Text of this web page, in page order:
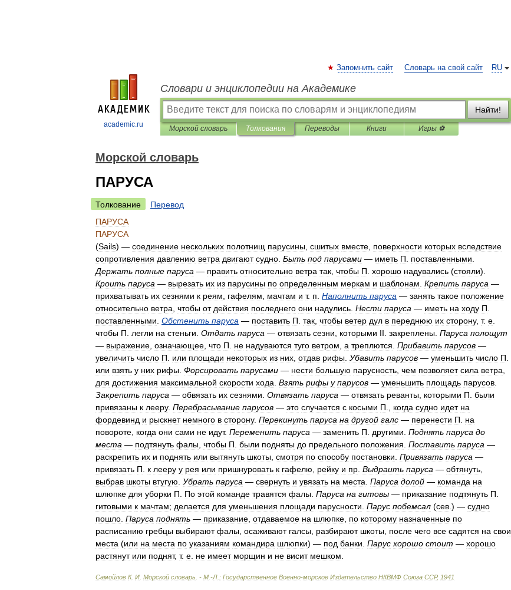
academic.ru
RU
Запомнить сайт Словарь на свой сайт
Словари и энциклопедии на Академике
Найти!
Морской словарь Толкования Переводы Книги Игры ⚽
Морской словарь
ПАРУСА
Толкование
Перевод
ПАРУСА
ПАРУСА
(Sails) — соединение нескольких полотнищ парусины сшитых вместе поверхности которых вследствие
сопротивления давлению ветра двигают судно Быть под парусами — иметь П поставленными
Держать полные паруса — править относительно ветра так чтобы П хорошо надувались (стояли).
Кроить паруса — вырезать их из парусины по определенным меркам и шаблонам Крепить паруса —
прихватывать их сезнями к реям гафелям мачтам и т. п Наполнить паруса — занять такое положение
относительно ветра чтобы от действия последнего они надулись Нести паруса — иметь на ходу П
поставленными Обстенить паруса — поставить П так чтобы ветер дул в переднюю их сторону, т. е
чтобы П легли на стеньги Отдать паруса — отвязать сезни которыми II закреплены Паруса полощут
— выражение означающее что П не надуваются туго ветром а треплются Прибавить парусов —
увеличить число П или площади некоторых из них отдав рифы Убавить парусов — уменьшить число П
или взять у них рифы Форсировать парусами — нести большую парусность чем позволяет сила ветра
для достижения максимальной скорости хода Взять рифы у парусов — уменьшить площадь парусов
Закрепить паруса — обвязать их сезнями Отвязать паруса — отвязать реванты которыми П были
привязаны к лееру. Перебрасывание парусов — это случается с косыми П когда судно идет на
фордевинд и рыскнет немного в сторону. Перекинуть паруса на другой галс — перенести П
на
повороте когда они сами не идут. Переменить паруса — заменить П другими Поднять паруса до
места — подтянуть фалы чтобы П были подняты до предельного положения Поставить паруса —
раскрепить их и поднять или вытянуть шкоты смотря по способу постановки Привязать паруса —
привязать П к лееру у рея или пришнуровать к гафелю рейку и пр Выдраить паруса — обтянуть
выбрав шкоты втугую Убрать паруса — свернуть и увязать на места Паруса долой — команда на
шлюпке для уборки П По этой команде травятся фалы Паруса на гитовы — приказание подтянуть П
гитовыми к мачтам; делается для уменьшения площади парусности Парус побемсал (сев .) — судно
пошло Паруса поднять — приказание отдаваемое на шлюпке по которому назначенные по
расписанию гребцы выбирают фалы осаживают галсы разбирают шкоты после чего все садятся на свои
места (или на места по указаниям командира шлюпки) — под банки Парус хорошо стоит — хорошо
растянут или поднят, т. е не имеет морщин и не висит мешком
Самойлов К. И Морской словарь . - М .-Л : Государственное Военно-морское Издательство НКВМФ Союза ССР, 1941